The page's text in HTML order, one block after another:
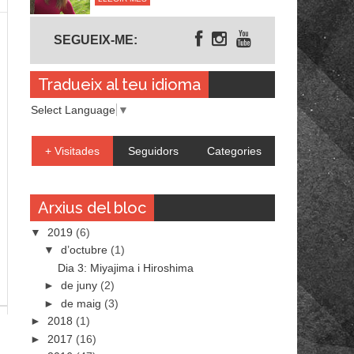
SEGUEIX-ME:
Tradueix al teu idioma
Select Language ▼
+ Visitades Seguidors Categories
Arxius del bloc
▼ 2019 (6)
▼ d’octubre (1)
Dia 3: Miyajima i Hiroshima
► de juny (2)
► de maig (3)
► 2018 (1)
► 2017 (16)